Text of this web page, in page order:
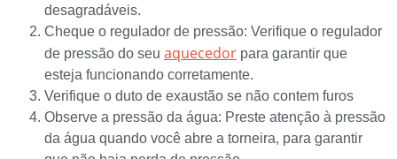
desagradáveis.
Cheque o regulador de pressão: Verifique o regulador
de pressão do seu aquecedor para garantir que
esteja funcionando corretamente.
Verifique o duto de exaustão se não contem furos
Observe a pressão da água: Preste atenção à pressão
da água quando você abre a torneira, para garantir